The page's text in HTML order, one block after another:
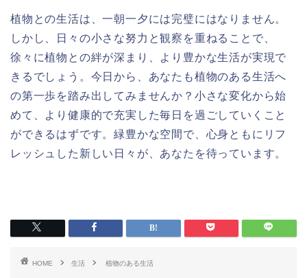
植物との生活は、一朝一夕には完璧にはなりません。
しかし、日々の小さな努力と観察を重ねることで、
徐々に植物との絆が深まり、より豊かな生活が実現で
きるでしょう。今日から、あなたも植物のある生活へ
の第一歩を踏み出してみませんか？小さな変化から始
めて、より健康的で充実した毎日を過ごしていくこと
ができるはずです。緑豊かな空間で、心身ともにリフ
レッシュした新しい日々が、あなたを待っています。
HOME 生活 植物のある生活